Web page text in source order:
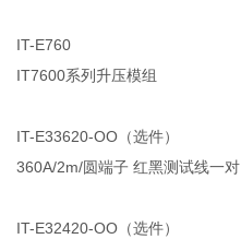
IT-E760
IT7600系列升压模组
IT-E33620-OO（选件）
360A/2m/圆端子 红黑测试线一对
IT-E32420-OO（选件）